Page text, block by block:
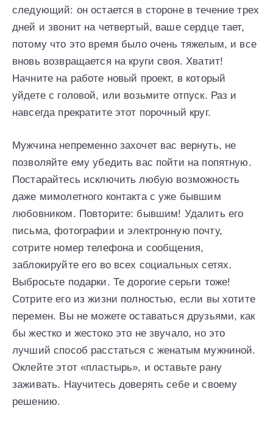
следующий: он остается в стороне в течение трех
дней и звонит на четвертый, ваше сердце тает,
потому что это время было очень тяжелым, и все
вновь возвращается на круги своя. Хватит!
Начните на работе новый проект, в который
уйдете с головой, или возьмите отпуск. Раз и
навсегда прекратите этот порочный круг.
Мужчина непременно захочет вас вернуть, не
позволяйте ему убедить вас пойти на попятную.
Постарайтесь исключить любую возможность
даже мимолетного контакта с уже бывшим
любовником. Повторите: бывшим! Удалить его
письма, фотографии и электронную почту,
сотрите номер телефона и сообщения,
заблокируйте его во всех социальных сетях.
Выбросьте подарки. Те дорогие серьги тоже!
Сотрите его из жизни полностью, если вы хотите
перемен. Вы не можете оставаться друзьями, как
бы жестко и жестоко это не звучало, но это
лучший способ расстаться с женатым мужниной.
Оклейте этот «пластырь», и оставьте рану
заживать. Научитесь доверять себе и своему
решению.